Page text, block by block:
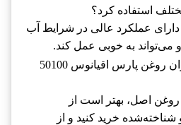
استفاده کرد؟
دارای عملکرد عالی در شرایط آب
می‌تواند به خوبی عمل کند.
چگونه می‌توان روغن پارس اقیانوس 50100
اصل، بهتر است از
خرید کنید و از